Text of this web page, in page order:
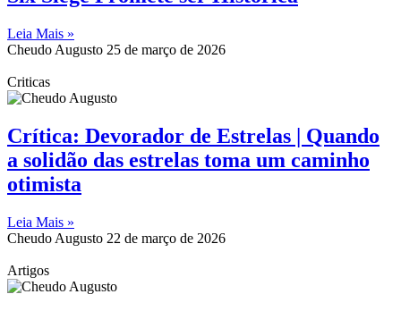
Leia Mais »
Cheudo Augusto 25 de março de 2026
Criticas
Crítica: Devorador de Estrelas | Quando
a solidão das estrelas toma um caminho
otimista
Leia Mais »
Cheudo Augusto 22 de março de 2026
Artigos